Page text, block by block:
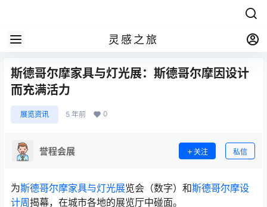
灵感之旅
斯德哥尔摩家具与灯光展：斯德哥尔摩因设计
而充满活力
展览资讯 5 年前 0
誉程会展 关注 私信
为斯德哥尔摩家具与灯光展览会（数字）和斯德哥尔摩设
计周揭幕，在城市各地的展览厅中碰面。